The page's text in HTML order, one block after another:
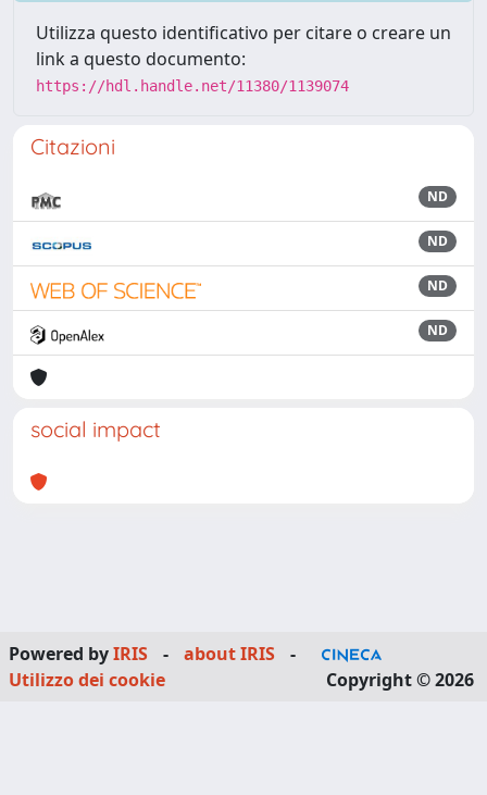
Utilizza questo identificativo per citare o creare un
link a questo documento:
https://hdl.handle.net/11380/1139074
Citazioni
ND
ND
ND
ND
social impact
Powered byIRIS - about IRIS
-
Utilizzo dei cookie
Copyright © 2026